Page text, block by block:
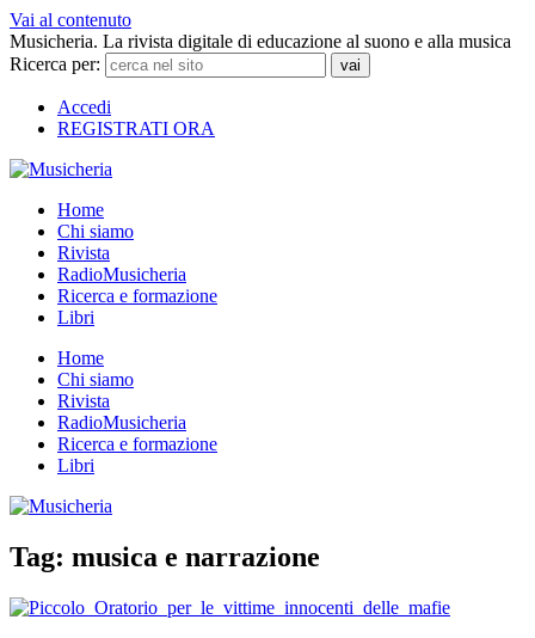
Vai al contenuto
Musicheria. La rivista digitale di educazione al suono e alla musica
Ricerca per:
Accedi
REGISTRATI ORA
Home
Chi siamo
Rivista
RadioMusicheria
Ricerca e formazione
Libri
Home
Chi siamo
Rivista
RadioMusicheria
Ricerca e formazione
Libri
Tag: musica e narrazione